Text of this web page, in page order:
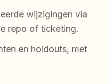
wijzigingen via
repo of ticketing.
en holdouts, met